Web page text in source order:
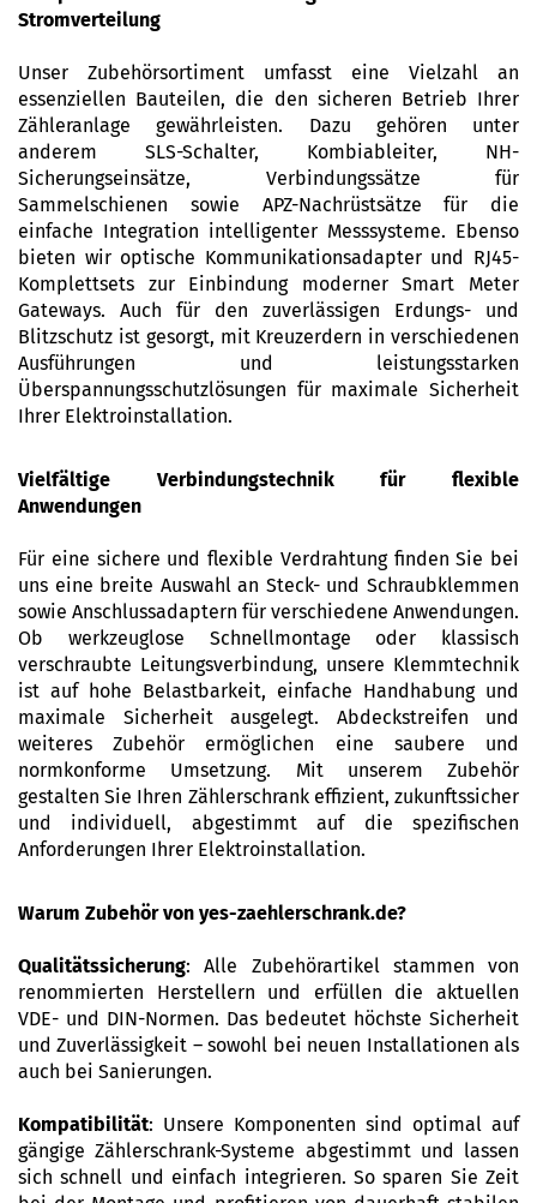
Stromverteilung
Unser Zubehörsortiment umfasst eine Vielzahl an
essenziellen Bauteilen, die den sicheren Betrieb Ihrer
Zähleranlage gewährleisten. Dazu gehören unter
anderem SLS-Schalter, Kombiableiter, NH-
Sicherungseinsätze, Verbindungssätze für
Sammelschienen sowie APZ-Nachrüstsätze für die
einfache Integration intelligenter Messsysteme. Ebenso
bieten wir optische Kommunikationsadapter und RJ45-
Komplettsets zur Einbindung moderner Smart Meter
Gateways. Auch für den zuverlässigen Erdungs- und
Blitzschutz ist gesorgt, mit Kreuzerdern in verschiedenen
Ausführungen und leistungsstarken
Überspannungsschutzlösungen für maximale Sicherheit
Ihrer Elektroinstallation.
Vielfältige Verbindungstechnik für flexible
Anwendungen
Für eine sichere und flexible Verdrahtung finden Sie bei
uns eine breite Auswahl an Steck- und Schraubklemmen
sowie Anschlussadaptern für verschiedene Anwendungen.
Ob werkzeuglose Schnellmontage oder klassisch
verschraubte Leitungsverbindung, unsere Klemmtechnik
ist auf hohe Belastbarkeit, einfache Handhabung und
maximale Sicherheit ausgelegt. Abdeckstreifen und
weiteres Zubehör ermöglichen eine saubere und
normkonforme Umsetzung. Mit unserem Zubehör
gestalten Sie Ihren Zählerschrank effizient, zukunftssicher
und individuell, abgestimmt auf die spezifischen
Anforderungen Ihrer Elektroinstallation.
Warum Zubehör von yes-zaehlerschrank.de?
Qualitätssicherung: Alle Zubehörartikel stammen von
renommierten Herstellern und erfüllen die aktuellen
VDE- und DIN-Normen. Das bedeutet höchste Sicherheit
und Zuverlässigkeit – sowohl bei neuen Installationen als
auch bei Sanierungen.
Kompatibilität: Unsere Komponenten sind optimal auf
gängige Zählerschrank-Systeme abgestimmt und lassen
sich schnell und einfach integrieren. So sparen Sie Zeit